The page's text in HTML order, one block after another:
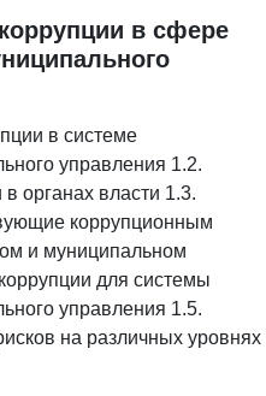
в сфере
в системе
управления 1.2.
органах власти 1.3.
коррупционным
и муниципальном
для системы
управления 1.5.
на различных уровнях